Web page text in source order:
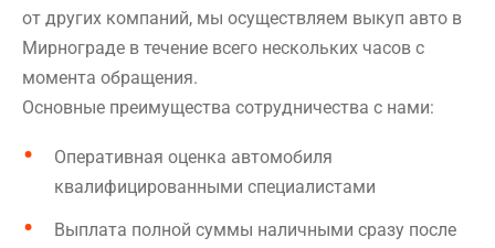
от других компаний, мы осуществляем выкуп авто в
Мирнограде в течение всего нескольких часов с
момента обращения.
Основные преимущества сотрудничества с нами:
Оперативная оценка автомобиля
квалифицированными специалистами
Выплата полной суммы наличными сразу после